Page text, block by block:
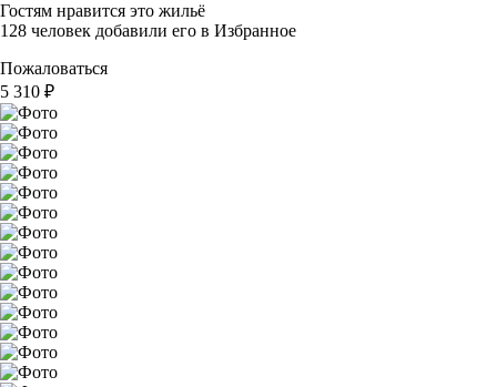
Гостям нравится это жильё
128 человек добавили его в Избранное
Пожаловаться
5 310 ₽